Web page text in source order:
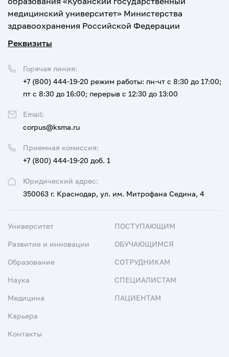
медицинский университет» Министерства
здравоохранения Российской Федерации
Реквизиты
Юридический адрес:
350063 г. Краснодар, ул. им. Митрофана Седина, 4
Приемная комиссия:
+7 (800) 444-19-20 доб. 1
Горячая линия:
+7 (800) 444-19-20 режим работы: пн-чт с 8:30 до 17:00;
пт с 8:30 до 16:00; перерыв с 12:30 до 13:00
Email:
corpus@ksma.ru
Университет
Развитие и инновации
Образование
Наука
Медицина
Карьера
Контакты
ПОСТУПАЮЩИМ
ОБУЧАЮЩИМСЯ
СОТРУДНИКАМ
СПЕЦИАЛИСТАМ
ПАЦИЕНТАМ